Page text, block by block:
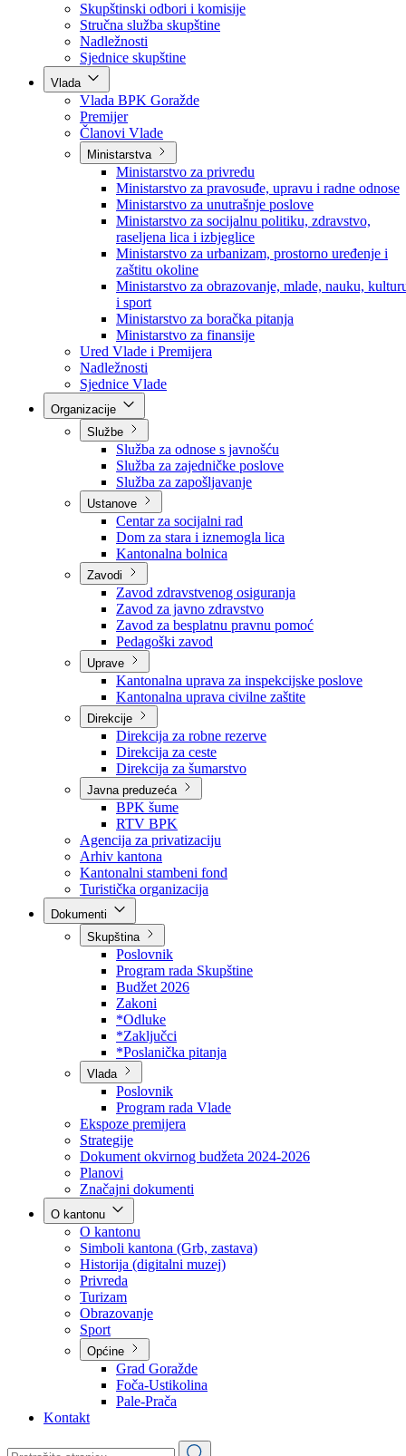
Poslanici po strankama
Poslanici po klubovima naroda
Kolegij skupštine
Skupštinski odbori i komisije
Stručna služba skupštine
Nadležnosti
Sjednice skupštine
Vlada
Vlada BPK Goražde
Premijer
Članovi Vlade
Ministarstva
Ministarstvo za privredu
Ministarstvo za pravosuđe, upravu i radne odnose
Ministarstvo za unutrašnje poslove
Ministarstvo za socijalnu politiku, zdravstvo,
raseljena lica i izbjeglice
Ministarstvo za urbanizam, prostorno uređenje i
zaštitu okoline
Ministarstvo za obrazovanje, mlade, nauku,
i sport
Ministarstvo za boračka pitanja
Ministarstvo za finansije
Ured Vlade i Premijera
Nadležnosti
Sjednice Vlade
Službe
Služba za odnose s javnošću
Služba za zajedničke poslove
Služba za zapošljavanje
Ustanove
Centar za socijalni rad
Dom za stara i iznemogla lica
Kantonalna bolnica
Zavodi
Zavod zdravstvenog osiguranja
Zavod za javno zdravstvo
Zavod za besplatnu pravnu pomoć
Pedagoški zavod
Uprave
Kantonalna uprava za inspekcijske poslove
Kantonalna uprava civilne zaštite
Direkcije
Direkcija za robne rezerve
Direkcija za ceste
Direkcija za šumarstvo
Javna preduzeća
BPK šume
RTV BPK
Agencija za privatizaciju
Arhiv kantona
Kantonalni stambeni fond
Turistička organizacija
Skupština
Poslovnik
Program rada Skupštine
Budžet 2026
Zakoni
*Odluke
*Zaključci
*Poslanička pitanja
Vlada
Poslovnik
Program rada Vlade
Ekspoze premijera
Strategije
Dokument okvirnog budžeta 2024-2026
Planovi
Značajni dokumenti
O kantonu
O kantonu
Simboli kantona (Grb, zastava)
Historija (digitalni muzej)
Privreda
Turizam
Obrazovanje
Općine
Pale-Prača